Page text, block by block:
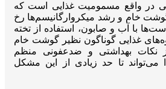
در واقع مسمومیت غذایی است که
خام و رشد میکروارگانیسم‌ها رخ
با آب و صابون، استفاده از تخته
غذایی گوناگون نظیر گوشت خام
نکات بهداشتی و ضدعفونی منظم
می‌تواند تا حد زیادی از این مشکل